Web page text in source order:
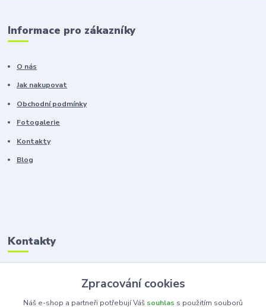
Informace pro zákazníky
O nás
Jak nakupovat
Obchodní podmínky
Fotogalerie
Kontakty
Blog
Kontakty
Zákaznická podpora
+420 603 100 966
(Po-Pá, 8-16 hod.)
Zpracování cookies
Náš e-shop a partneři potřebují Váš souhlas s použitím souborů